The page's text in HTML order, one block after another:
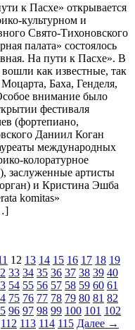
к Пасхе» открывается
культурном и
Свято-Тихоновского
палата» состоялось
На пути к Пасхе». В
как известные, так
Баха, Генделя,
внимание было
фестиваля
(фортепиано,
Даниил Коган
международных
колоратурное
заслуженные артисты
и Кристина Эшба
komitas»
12 13 14 15 16 17 18 19
33 34 35 36 37 38 39 40
54 55 56 57 58 59 60 61
75 76 77 78 79 80 81 82
96 97 98 99 100 101 102
112 113 114 115 Далее →